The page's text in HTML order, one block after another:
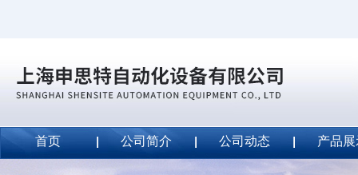
首页 公司简介 公司动态 产品